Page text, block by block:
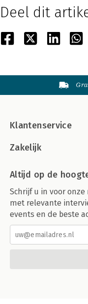
Deel dit
Klantenservice
Zakelijk
Altijd op de
Schrijf u in voor
met relevante
events en de beste